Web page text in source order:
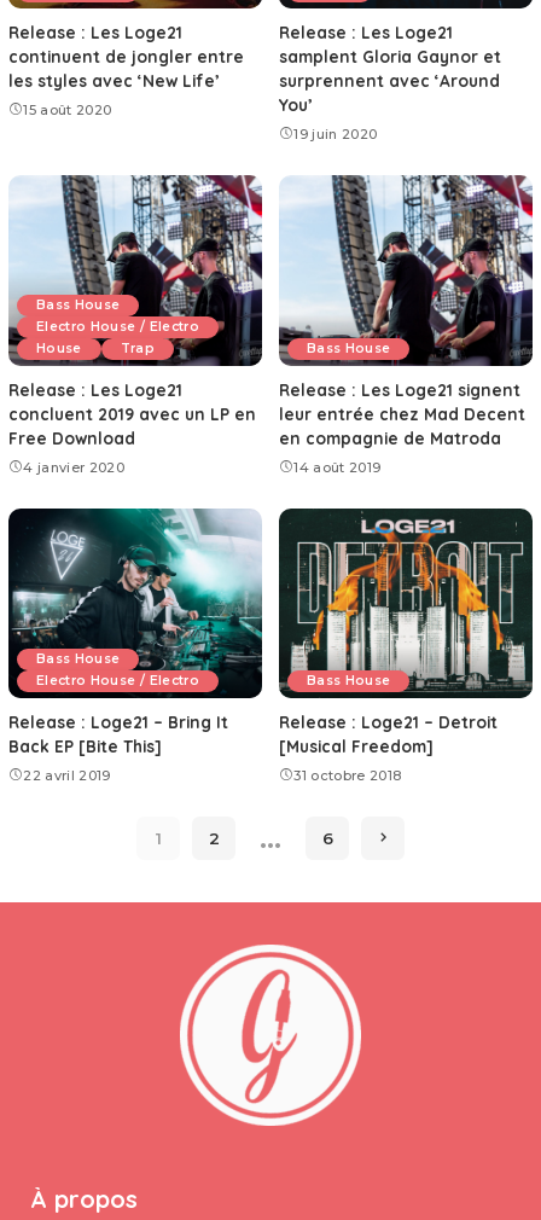
Release : Les Loge21
continuent de jongler entre
les styles avec ‘New Life’
15 août 2020
Release : Les Loge21
samplent Gloria Gaynor et
surprennent avec ‘Around
You’
19 juin 2020
Bass House
Electro House / Electro
House
Trap
Release : Les Loge21
concluent 2019 avec un LP en
Free Download
4 janvier 2020
Bass House
Release : Les Loge21 signent
leur entrée chez Mad Decent
en compagnie de Matroda
14 août 2019
Bass House
Electro House / Electro
Release : Loge21 – Bring It
Back EP [Bite This]
22 avril 2019
Bass House
Release : Loge21 – Detroit
[Musical Freedom]
31 octobre 2018
1 2 … 6
À propos